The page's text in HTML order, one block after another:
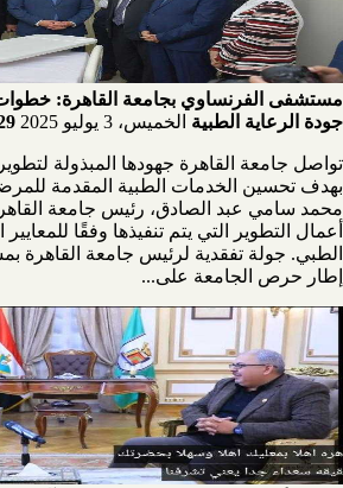
مستشفى الفرنساوي بجامعة القاهرة:
جودة الرعاية الطبية الخميس، 3 يوليو 2025
تواصل جامعة القاهرة جهودها المبذولة
بهدف تحسين الخدمات الطبية المقدمة
محمد سامي عبد الصادق، رئيس جامعة
أعمال التطوير التي يتم تنفيذها وفقًا
الطبي. جولة تفقدية لرئيس جامعة القاهرة
إطار حرص الجامعة على...